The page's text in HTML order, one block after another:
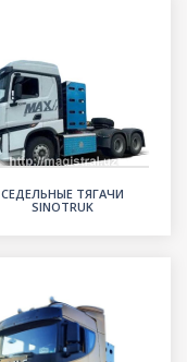
СЕДЕЛЬНЫЕ ТЯГАЧИ
SINOTRUK